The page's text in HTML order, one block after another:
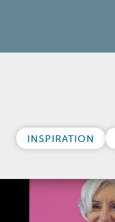
INSPIRATION